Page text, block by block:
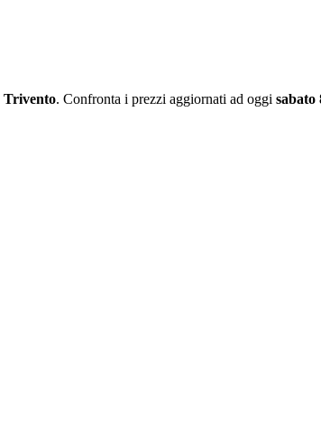
Trivento. Confronta i prezzi aggiornati ad oggi sabato